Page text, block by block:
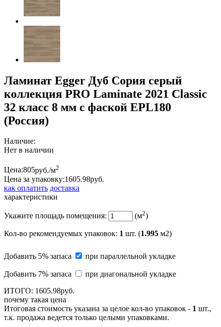
Ламинат Egger Дуб Сория серый
коллекция PRO Laminate 2021 Classic
32 класс 8 мм с фаской EPL180
(Россия)
Наличие:
Нет в наличии
Цена:805руб./м2
Цена за упаковку:1605.98руб.
как оплатить доставка
характеристики
Укажите площадь помещения: (м2)
Кол-во рекомендуемых упаковок: 1 шт. (1.995 м2)
Добавить 5% запаса при параллельной укладке
Добавить 7% запаса
при диагональной укладке
ИТОГО: 1605.98руб.
почему такая цена
Итоговая стоимость указана за целое кол-во упаковок - 1 шт.,
т.к. продажа ведется только целыми упаковками.